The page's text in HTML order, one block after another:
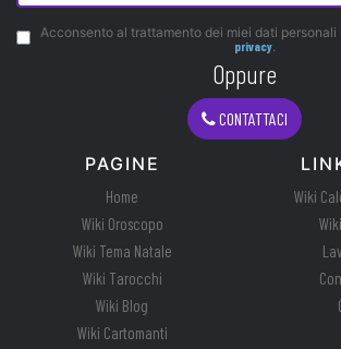
Acconsento al trattamento dei miei dati personali
privacy.
Oppure
CONTATTACI
PAGINE
Home
Wiki Oroscopo
Wiki Tema Natale
Wiki Tarocchi
Wiki Blog
Wiki Cartomanti
Wiki